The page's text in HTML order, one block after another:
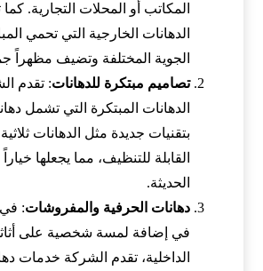
المكاتب أو المحلات التجارية.
الدهانات الخارجية التي تحمي
الجوية المختلفة وتضيف مظهراً
تصاميم مبتكرة للدهانات: تقدم
الدهانات المبتكرة التي تشمل
بتقنيات جديدة مثل الدهانات ثلاثية
القابلة للتنظيف، مما يجعلها خياراً
الحديثة.
دهانات الحرفية والمفروشات:
في إضافة لمسة شخصية على
الداخلية، تقدم الشركة خدمات